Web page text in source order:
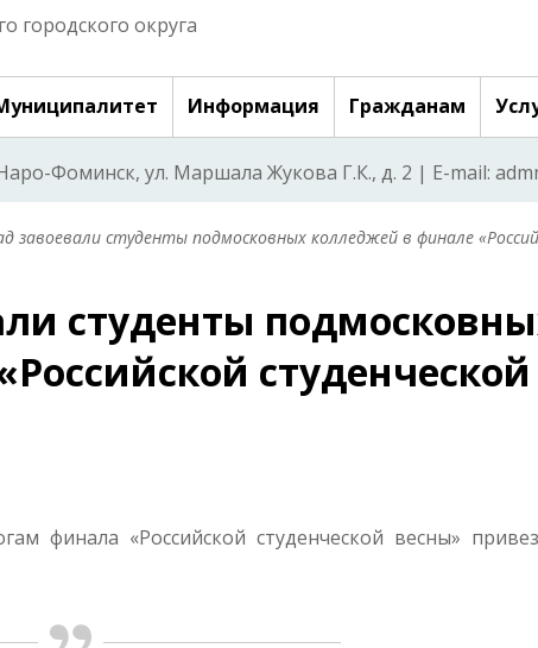
городского округа
Информация Гражданам
Наро-Фоминск, ул. Маршала Жукова Г.К., д. 2 | E-mail:
завоевали студенты подмосковных колледжей в финале
студенты
студенческой
финала «Российской студенческой весны»